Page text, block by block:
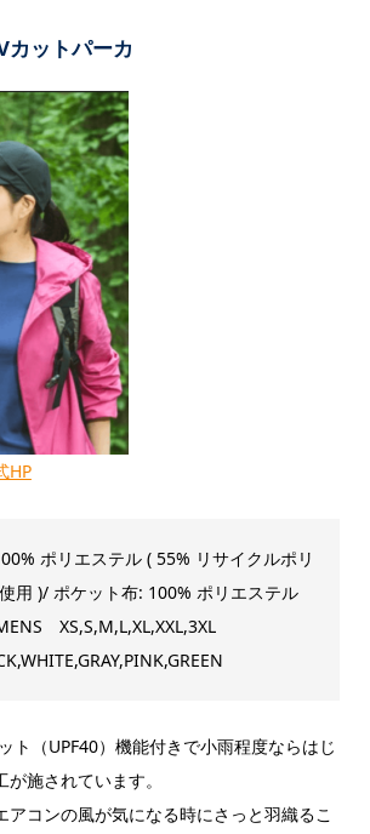
カットパーカ
HP
ポリエステル ( 55% リサイクルポリ
用 )/ ポケット布: 100% ポリエステル
XS,S,M,L,XL,XXL,3XL
ト（UPF40）機能付きで小雨程度ならはじ
施されています。
アコンの風が気になる時にさっと羽織るこ